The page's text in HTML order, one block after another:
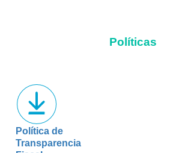
Políticas
Política de
Transparencia